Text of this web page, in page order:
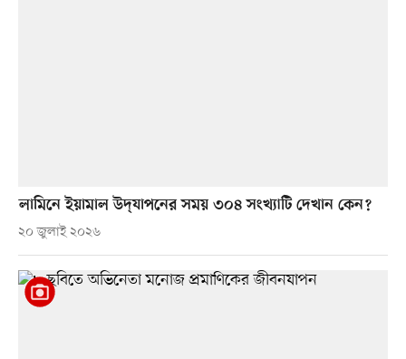
লামিনে ইয়ামাল উদ্‌যাপনের সময় ৩০৪ সংখ্যাটি দেখান কেন?
২০ জুলাই ২০২৬